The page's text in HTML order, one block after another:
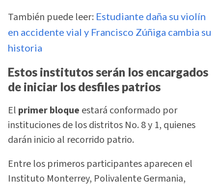
También puede leer: Estudiante daña su violín
en accidente vial y Francisco Zúñiga cambia su
historia
Estos institutos serán los encargados
de iniciar los desfiles patrios
El primer bloque estará conformado por
instituciones de los distritos No. 8 y 1, quienes
darán inicio al recorrido patrio.
Entre los primeros participantes aparecen el
Instituto Monterrey, Polivalente Germania,